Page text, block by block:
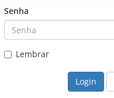
Senha
Lembrar